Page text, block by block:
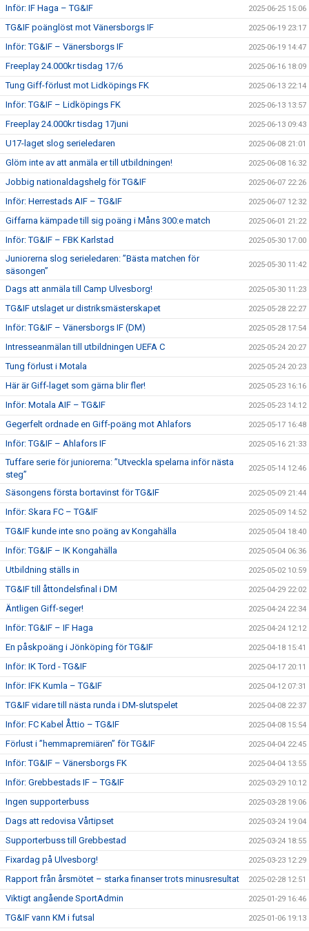
Inför: IF Haga – TG&IF 2025-06-25 15:06
TG&IF poänglöst mot Vänersborgs IF 2025-06-19 23:17
Inför: TG&IF – Vänersborgs IF 2025-06-19 14:47
Freeplay 24.000kr tisdag 17/6 2025-06-16 18:09
Tung Giff-förlust mot Lidköpings FK 2025-06-13 22:14
Inför: TG&IF – Lidköpings FK 2025-06-13 13:57
Freeplay 24.000kr tisdag 17juni 2025-06-13 09:43
U17-laget slog serieledaren 2025-06-08 21:01
Glöm inte av att anmäla er till utbildningen! 2025-06-08 16:32
Jobbig nationaldagshelg för TG&IF 2025-06-07 22:26
Inför: Herrestads AIF – TG&IF 2025-06-07 12:32
Giffarna kämpade till sig poäng i Måns 300:e match 2025-06-01 21:22
Inför: TG&IF – FBK Karlstad 2025-05-30 17:00
Juniorerna slog serieledaren: ”Bästa matchen för
säsongen”
2025-05-30 11:42
Dags att anmäla till Camp Ulvesborg! 2025-05-30 11:23
TG&IF utslaget ur distriksmästerskapet 2025-05-28 22:27
Inför: TG&IF – Vänersborgs IF (DM) 2025-05-28 17:54
Intresseanmälan till utbildningen UEFA C 2025-05-24 20:27
Tung förlust i Motala 2025-05-24 20:23
Här är Giff-laget som gärna blir fler! 2025-05-23 16:16
Inför: Motala AIF – TG&IF 2025-05-23 14:12
Gegerfelt ordnade en Giff-poäng mot Ahlafors 2025-05-17 16:48
Inför: TG&IF – Ahlafors IF 2025-05-16 21:33
Tuffare serie för juniorerna: ”Utveckla spelarna inför nästa
steg”
2025-05-14 12:46
Säsongens första bortavinst för TG&IF 2025-05-09 21:44
Inför: Skara FC – TG&IF 2025-05-09 14:52
TG&IF kunde inte sno poäng av Kongahälla 2025-05-04 18:40
Inför: TG&IF – IK Kongahälla 2025-05-04 06:36
Utbildning ställs in 2025-05-02 10:59
TG&IF till åttondelsfinal i DM 2025-04-29 22:02
Äntligen Giff-seger! 2025-04-24 22:34
Inför: TG&IF – IF Haga 2025-04-24 12:12
En påskpoäng i Jönköping för TG&IF 2025-04-18 15:41
Inför: IK Tord - TG&IF 2025-04-17 20:11
Inför: IFK Kumla – TG&IF 2025-04-12 07:31
TG&IF vidare till nästa runda i DM-slutspelet 2025-04-08 22:37
Inför: FC Kabel Åttio – TG&IF 2025-04-08 15:54
Förlust i ”hemmapremiären” för TG&IF 2025-04-04 22:45
Inför: TG&IF – Vänersborgs FK 2025-04-04 13:55
Inför: Grebbestads IF – TG&IF 2025-03-29 10:12
Ingen supporterbuss 2025-03-28 19:06
Dags att redovisa Vårtipset 2025-03-24 19:04
Supporterbuss till Grebbestad 2025-03-24 18:55
Fixardag på Ulvesborg! 2025-03-23 12:29
Rapport från årsmötet – starka finanser trots minusresultat 2025-02-28 12:51
Viktigt angående SportAdmin 2025-01-29 16:46
TG&IF vann KM i futsal 2025-01-06 19:13